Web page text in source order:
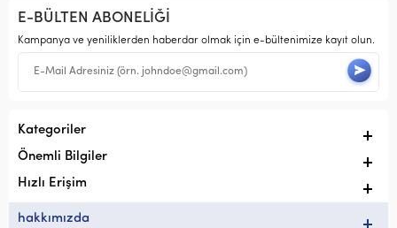
E-BÜLTEN ABONELİĞİ
Kampanya ve yeniliklerden haberdar olmak için e-bültenimize kayıt olun.
Kategoriler
Önemli Bilgiler
Hızlı Erişim
hakkımızda